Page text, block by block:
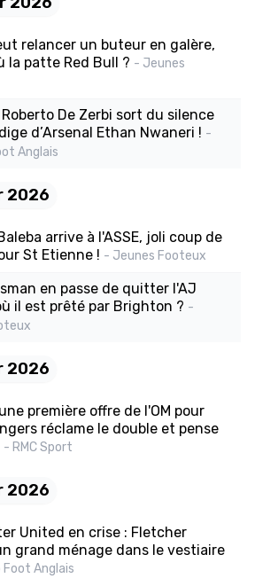
relancer un buteur en galère,
la patte Red Bull ? - Jeunes
De Zerbi sort du silence
d’Arsenal Ethan Nwaneri ! -
Anglais
2026
arrive à l'ASSE, joli coup de
St Etienne ! - Jeunes Footeux
en passe de quitter l'AJ
il est prêté par Brighton ? -
2026
première offre de l'OM pour
réclame le double et pense
- RMC Sport
2026
United en crise : Fletcher
grand ménage dans le vestiaire
Anglais